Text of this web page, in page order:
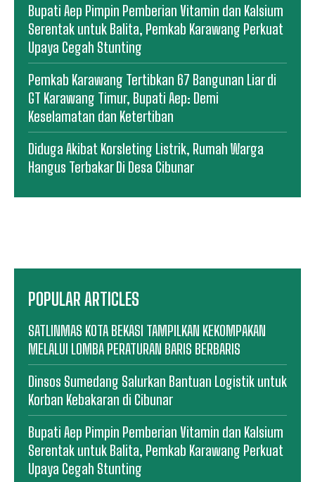
Bupati Aep Pimpin Pemberian Vitamin dan Kalsium
Serentak untuk Balita, Pemkab Karawang Perkuat
Upaya Cegah Stunting
Pemkab Karawang Tertibkan 67 Bangunan Liar di
GT Karawang Timur, Bupati Aep: Demi
Keselamatan dan Ketertiban
Diduga Akibat Korsleting Listrik, Rumah Warga
Hangus Terbakar Di Desa Cibunar
POPULAR ARTICLES
SATLINMAS KOTA BEKASI TAMPILKAN KEKOMPAKAN
MELALUI LOMBA PERATURAN BARIS BERBARIS
Dinsos Sumedang Salurkan Bantuan Logistik untuk
Korban Kebakaran di Cibunar
Bupati Aep Pimpin Pemberian Vitamin dan Kalsium
Serentak untuk Balita, Pemkab Karawang Perkuat
Upaya Cegah Stunting